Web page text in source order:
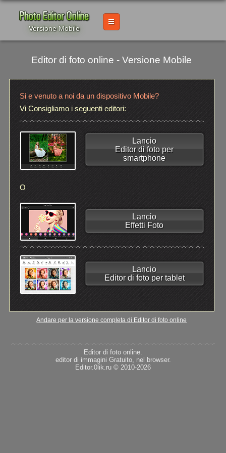
Versione Mobile
Editor di foto online - Versione Mobile
Si e venuto a noi da un dispositivo Mobile?
Vi Consigliamo i seguenti editori:
Lancio
Editor di foto per
smartphone
O
Lancio
Effetti Foto
Lancio
Editor di foto per tablet
Andare per la versione completa di Editor di foto online
Editor di foto online.
editor di immagini Gratuito, nel browser.
Editor.0lik.ru © 2010-2026